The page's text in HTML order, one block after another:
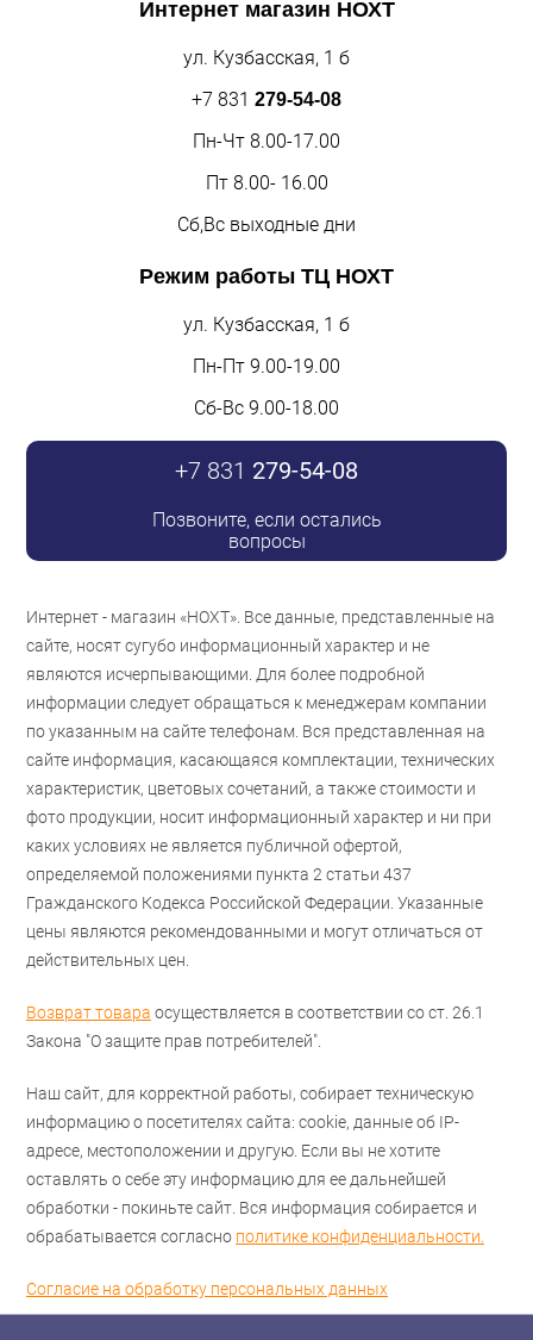
Интернет магазин НОХТ
ул. Кузбасская, 1 б
+7 831 279-54-08
Пн-Чт 8.00-17.00
Пт 8.00- 16.00
Сб,Вс выходные дни
Режим работы ТЦ НОХТ
ул. Кузбасская, 1 б
Пн-Пт 9.00-19.00
Сб-Вс 9.00-18.00
+7 831 279-54-08
Позвоните, если остались
вопросы
Интернет - магазин «НОХТ». Все данные, представленные на
сайте, носят сугубо информационный характер и не
являются исчерпывающими. Для более подробной
информации следует обращаться к менеджерам компании
по указанным на сайте телефонам. Вся представленная на
сайте информация, касающаяся комплектации, технических
характеристик, цветовых сочетаний, а также стоимости и
фото продукции, носит информационный характер и ни при
каких условиях не является публичной офертой,
определяемой положениями пункта 2 статьи 437
Гражданского Кодекса Российской Федерации. Указанные
цены являются рекомендованными и могут отличаться от
действительных цен.
Возврат товара осуществляется в соответствии со ст. 26.1
Закона "О защите прав потребителей".
Наш сайт, для корректной работы, собирает техническую
информацию о посетителях сайта: cookie, данные об IP-
адресе, местоположении и другую. Если вы не хотите
оставлять о себе эту информацию для ее дальнейшей
обработки - покиньте сайт. Вся информация собирается и
обрабатывается согласно политике конфиденциальности.
Согласие на обработку персональных данных